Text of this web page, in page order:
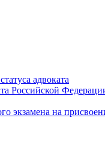
адвоката
Российской
на